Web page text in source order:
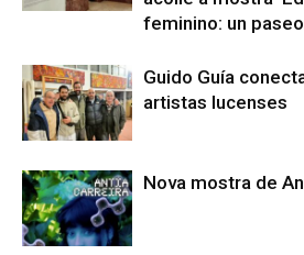
feminino: un
Guido Guía
artistas lucenses
Nova mostra de